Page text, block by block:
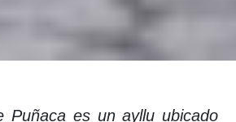
Puñaca es un ayllu ubicado